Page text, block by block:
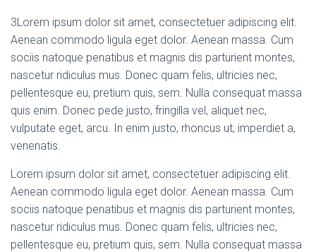
3Lorem ipsum dolor sit amet, consectetuer adipiscing elit.
Aenean commodo ligula eget dolor. Aenean massa. Cum
sociis natoque penatibus et magnis dis parturient montes,
nascetur ridiculus mus. Donec quam felis, ultricies nec,
pellentesque eu, pretium quis, sem. Nulla consequat massa
quis enim. Donec pede justo, fringilla vel, aliquet nec,
vulputate eget, arcu. In enim justo, rhoncus ut, imperdiet a,
venenatis.
Lorem ipsum dolor sit amet, consectetuer adipiscing elit.
Aenean commodo ligula eget dolor. Aenean massa. Cum
sociis natoque penatibus et magnis dis parturient montes,
nascetur ridiculus mus. Donec quam felis, ultricies nec,
pellentesque eu, pretium quis, sem. Nulla consequat massa